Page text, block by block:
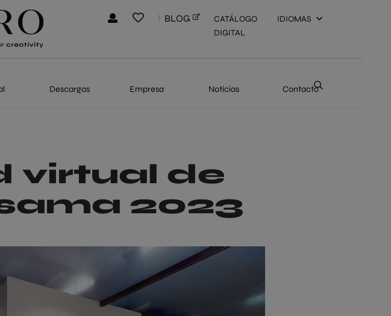
BLOG
CATÁLOGO
DIGITAL
IDIOMAS
Descargas Empresa Noticias Contacto
virtual de
2023